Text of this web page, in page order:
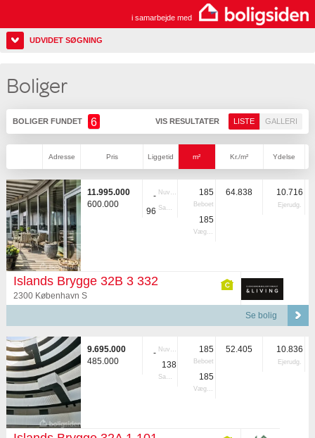
i samarbejde med
UDVIDET SØGNING
Boliger
BOLIGER FUNDET 6 VIS RESULTATER LISTE GALLERI
Adresse Pris Liggetid m² Kr./m² Ydelse
11.995.000
600.000
- Nuvær.
96 Samlet
185
Beboet
185
Vægtet
64.838 10.716
Ejerudg.
Islands Brygge 32B 3 332
2300 København S
Se bolig
9.695.000
485.000
- Nuvær.
138
Samlet
185
Beboet
185
Vægtet
52.405 10.836
Ejerudg.